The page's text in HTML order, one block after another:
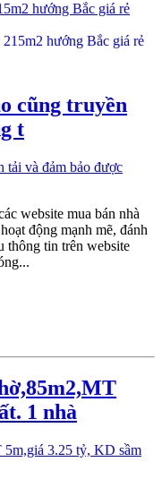
hướng Bắc giá rẻ
cũng truyền
t
website mua bán nhà
động mạnh mẽ, đánh
thông tin trên website
1 nhà